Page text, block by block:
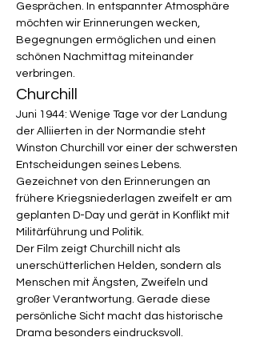
Gesprächen. In entspannter Atmosphäre
möchten wir Erinnerungen wecken,
Begegnungen ermöglichen und einen
schönen Nachmittag miteinander
verbringen.
Churchill
Juni 1944: Wenige Tage vor der Landung
der Alliierten in der Normandie steht
Winston Churchill vor einer der schwersten
Entscheidungen seines Lebens.
Gezeichnet von den Erinnerungen an
frühere Kriegsniederlagen zweifelt er am
geplanten D-Day und gerät in Konflikt mit
Militärführung und Politik.
Der Film zeigt Churchill nicht als
unerschütterlichen Helden, sondern als
Menschen mit Ängsten, Zweifeln und
großer Verantwortung. Gerade diese
persönliche Sicht macht das historische
Drama besonders eindrucksvoll.